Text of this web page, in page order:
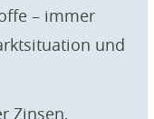
– immer
und
Zinsen,